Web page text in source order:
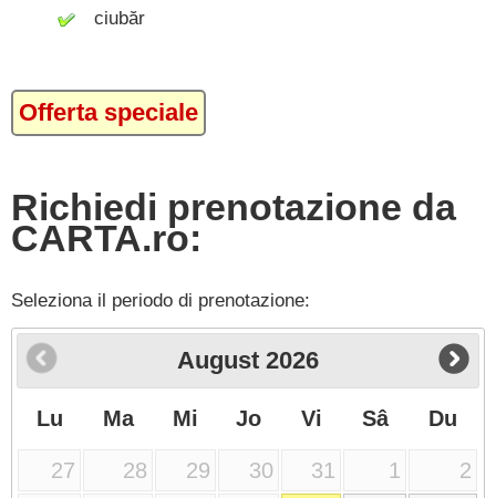
ciubăr
Offerta speciale
Richiedi prenotazione da
CARTA.ro:
Seleziona il periodo di prenotazione:
August 2026
Lu Ma Mi Jo Vi Sâ Du
27 28 29 30 31 1
2